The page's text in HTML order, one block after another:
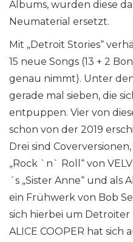
Albums, wurden diese
Neumaterial ersetzt.
Mit „Detroit Stories“
15 neue Songs (13 + 2
genau nimmt). Unter
gerade mal sieben, die
entpuppen. Vier von
schon von der 2019
Drei sind
„Rock `n` Roll“ von
´s „Sister Anne“ und als
ein Frühwerk von Bob
sich hierbei um
ALICE COOPER hat sich